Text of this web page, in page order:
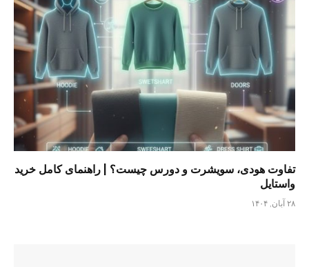
تفاوت هودی، سویشرت و دورس چیست؟ | راهنمای کامل خرید
واستایل
۲۸ آبان, ۱۴۰۴